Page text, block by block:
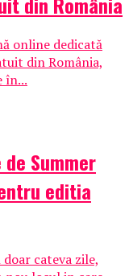
online dedicată
din România,
în...
Summer
editia
cateva zile,